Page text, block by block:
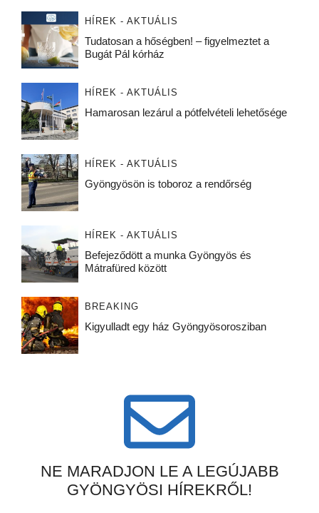
HÍREK - AKTUÁLIS
Tudatosan a hőségben! – figyelmeztet a
Bugát Pál kórház
HÍREK - AKTUÁLIS
Hamarosan lezárul a pótfelvételi lehetősége
HÍREK - AKTUÁLIS
Gyöngyösön is toboroz a rendőrség
HÍREK - AKTUÁLIS
Befejeződött a munka Gyöngyös és
Mátrafüred között
BREAKING
Kigyulladt egy ház Gyöngyösorosziban
NE MARADJON LE A LEGÚJABB
GYÖNGYÖSI HÍREKRŐL!